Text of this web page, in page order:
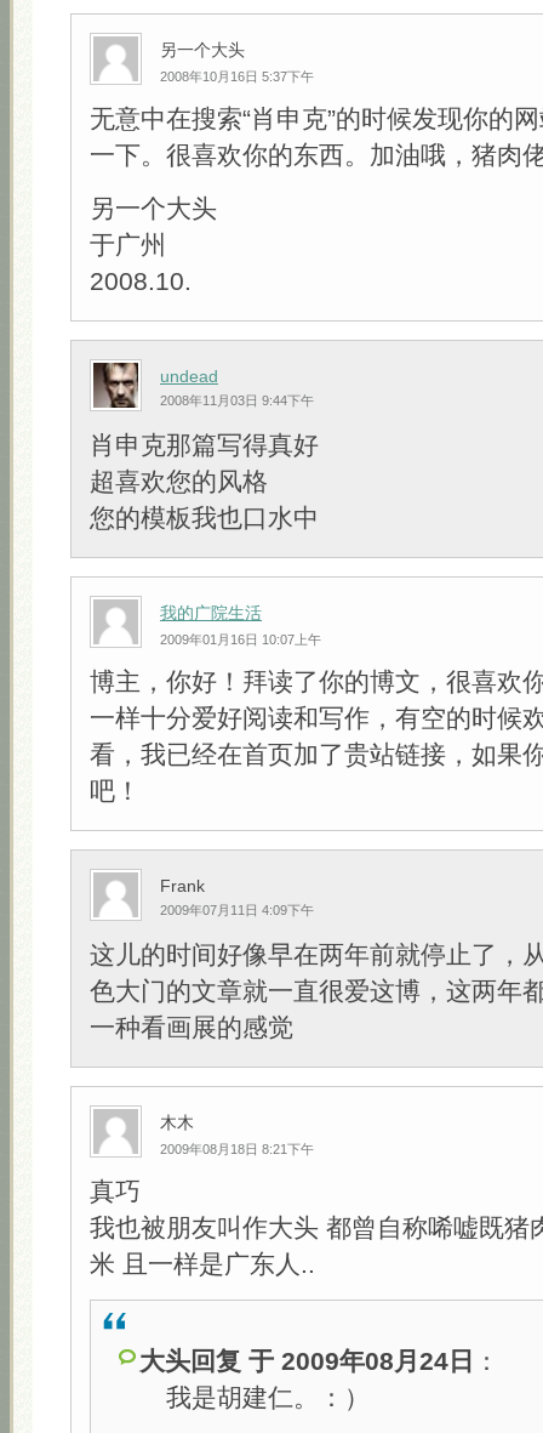
另一个大头
2008年10月16日 5:37下午
无意中在搜索“肖申克”的时候发现你的
一下。很喜欢你的东西。加油哦，猪肉
另一个大头
于广州
2008.10.
undead
2008年11月03日 9:44下午
肖申克那篇写得真好
超喜欢您的风格
您的模板我也口水中
我的广院生活
2009年01月16日 10:07上午
博主，你好！拜读了你的博文，很喜欢
一样十分爱好阅读和写作，有空的时候
看，我已经在首页加了贵站链接，如果
吧！
Frank
2009年07月11日 4:09下午
这儿的时间好像早在两年前就停止了，
色大门的文章就一直很爱这博，这两年
一种看画展的感觉
木木
2009年08月18日 8:21下午
真巧
我也被朋友叫作大头 都曾自称唏嘘既猪
米 且一样是广东人..
大头回复 于 2009年08月24日
：
我是胡建仁。：）